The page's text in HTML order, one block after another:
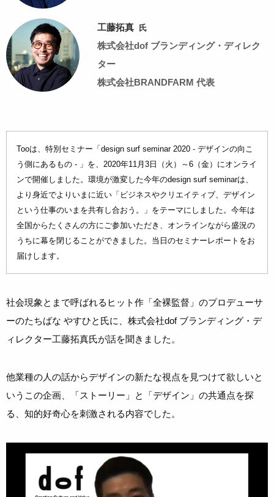
工藤拓真 氏
株式会社dof ブランディング・ディレク
ター
株式会社BRANDFARM 代表
Tooは、特別セミナー「design surf seminar 2020 - デザインの向こ
う側にあるもの - 」を、2020年11月3日（火）～6（金）にオンライ
ンで開催しました。環境が激変した今年のdesign surf seminarは、
より身近でよりいまに近い「ビジネスやクリエイティブ、デザイン
という仕事のいまを共有し合おう。」をテーマにしました。今年は
全国からたくさんの方にご参加いただき、オンラインながら盛況の
うちに幕を閉じることができました。当日のセミナーレポートをお
届けします。
社会現象とまで呼ばれるヒット作「全裸監督」のプロデューサ
ーのたちばな やすひと氏に、株式会社dof ブランディング・デ
ィレクター工藤拓真氏が話を聞きました。
他業種の人の話からデザインの新たな視点を見つけて欲しいと
いうこの企画、「ストーリー」と「デザイン」の共通点を探
る、知的好奇心を刺激される内容でした。